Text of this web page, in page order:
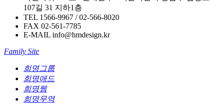
107길 31 지하1층
TEL 1566-9967 / 02-566-8020
FAX 02-561-7785
E-MAIL info@hmdesign.kr
Family Site
희명그룹
희명애드
희명웹
희명무역